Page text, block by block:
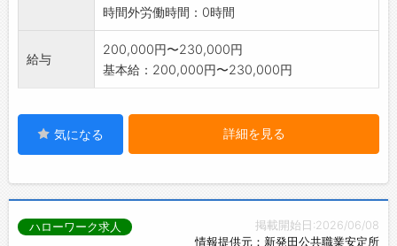
時間外労働時間：0時間
給与
200,000円〜230,000円
基本給：200,000円〜230,000円
気になる 詳細を見る
掲載開始日:2026/06/08
情報提供元：新発田公共職業安定所
ハローワーク求人